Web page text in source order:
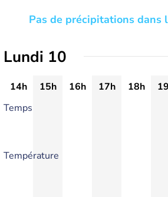
Pas de précipitations dans
Lundi 10
14h 15h 16h 17h 18h
Temps
Température